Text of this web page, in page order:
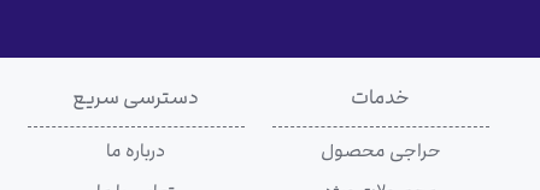
خدمات
حراجی محصول
دسترسی سریع
درباره ما